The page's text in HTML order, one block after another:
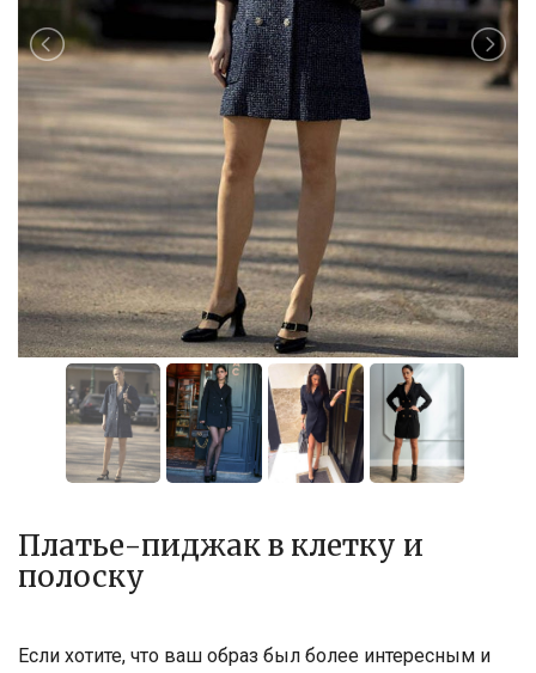
Платье-пиджак в клетку и
полоску
Если хотите, что ваш образ был более интересным и